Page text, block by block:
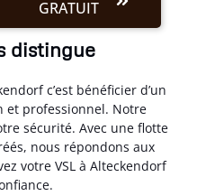
GRATUIT
distingue
c’est bénéficier d’un
et professionnel. Notre
sécurité. Avec une flotte
nous répondons aux
votre VSL à Alteckendorf